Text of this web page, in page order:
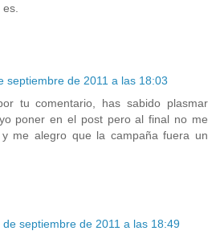
septiembre de 2011 a las 18:03
tu comentario, has sabido plasmar
poner en el post pero al final no me
me alegro que la campaña fuera un
de septiembre de 2011 a las 18:49